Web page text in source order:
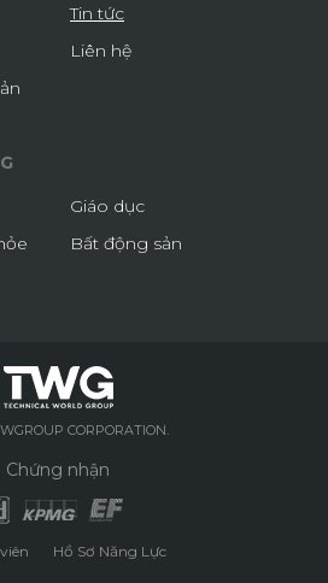
Tin tức
Liên hệ
Giáo dục
Bất động sản
CORPORATION.
Chứng nhận
Hồ Sơ Năng Lực